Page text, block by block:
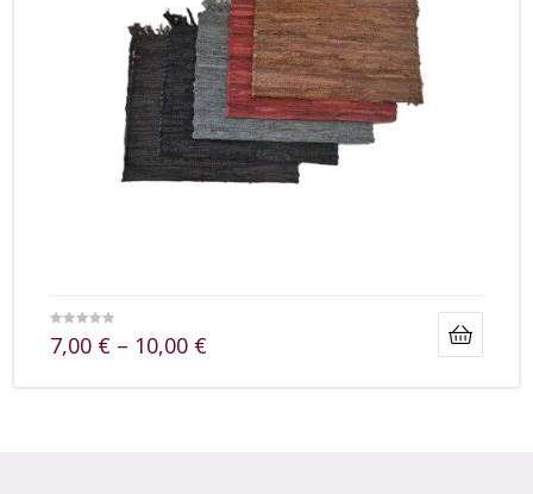
7,00 € – 10,00 €